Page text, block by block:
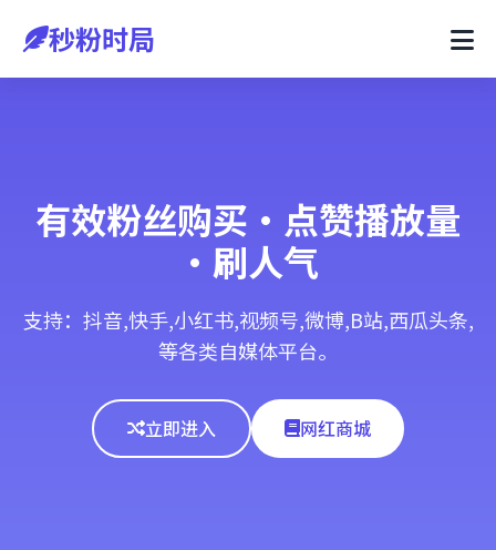
秒粉时局
有效粉丝购买·点赞播放量
·刷人气
支持：抖音,快手,小红书,视频号,微博,B站,西瓜头条,
等各类自媒体平台。
立即进入 网红商城